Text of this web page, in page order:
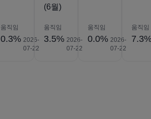
움직임
0.3% 2026-
07-22
(6월)
움직임
3.5% 2026-
07-22
움직임
0.0% 2026-
07-22
움직임